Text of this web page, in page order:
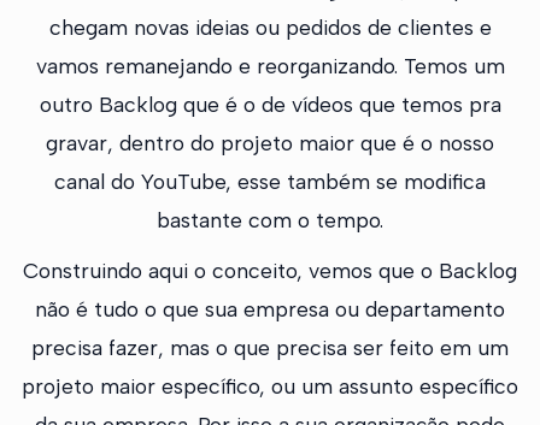
chegam novas ideias ou pedidos de clientes e
vamos remanejando e reorganizando. Temos um
outro Backlog que é o de vídeos que temos pra
gravar, dentro do projeto maior que é o nosso
canal do YouTube, esse também se modifica
bastante com o tempo.
Construindo aqui o conceito, vemos que o Backlog
não é tudo o que sua empresa ou departamento
precisa fazer, mas o que precisa ser feito em um
projeto maior específico, ou um assunto específico